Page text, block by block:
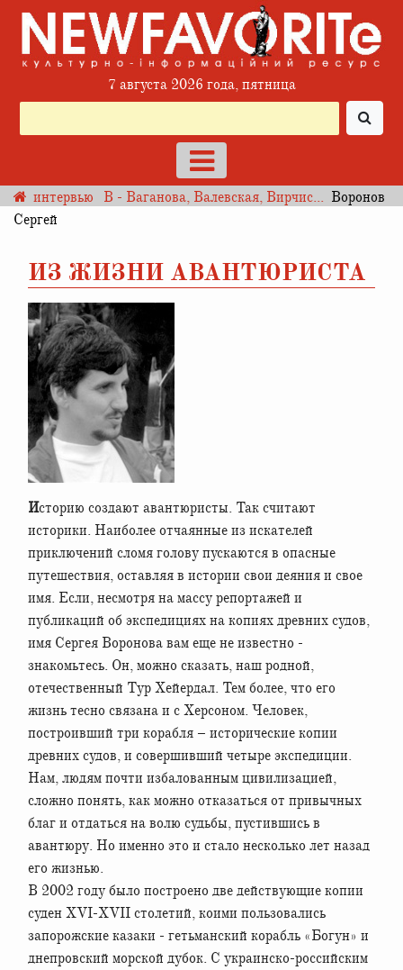
7 августа 2026 года, пятница
интервью В - Ваганова, Валевская, Вирчис... Воронов
Сергей
ИЗ ЖИЗНИ АВАНТЮРИСТА
Историю создают авантюристы. Так считают
историки. Наиболее отчаянные из искателей
приключений сломя голову пускаются в опасные
путешествия, оставляя в истории свои деяния и свое
имя. Если, несмотря на массу репортажей и
публикаций об экспедициях на копиях древних судов,
имя Сергея Воронова вам еще не известно -
знакомьтесь. Он, можно сказать, наш родной,
отечественный Тур Хейердал. Тем более, что его
жизнь тесно связана и с Херсоном. Человек,
построивший три корабля – исторические копии
древних судов, и совершивший четыре экспедиции.
Нам, людям почти избалованным цивилизацией,
сложно понять, как можно отказаться от привычных
благ и отдаться на волю судьбы, пустившись в
авантюру. Но именно это и стало несколько лет назад
его жизнью.
В 2002 году было построено две действующие копии
суден XVI-XVII столетий, коими пользовались
запорожские казаки - гетьманский корабль «Богун» и
днепровский морской дубок. С украинско-российским